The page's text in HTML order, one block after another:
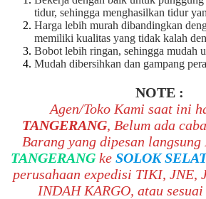
tidur, sehingga menghasilkan tidur
Harga lebih murah dibandingkan
memiliki kualitas yang tidak kalah
Bobot lebih ringan, sehingga mudah
Mudah dibersihkan dan gampang
NOTE :
Agen/Toko Kami saat ini
TANGERANG, Belum ada
Barang yang dipesan
TANGERANGke SOLOK
perusahaan expedisi TIKI, JNE,
INDAH KARGO, atau